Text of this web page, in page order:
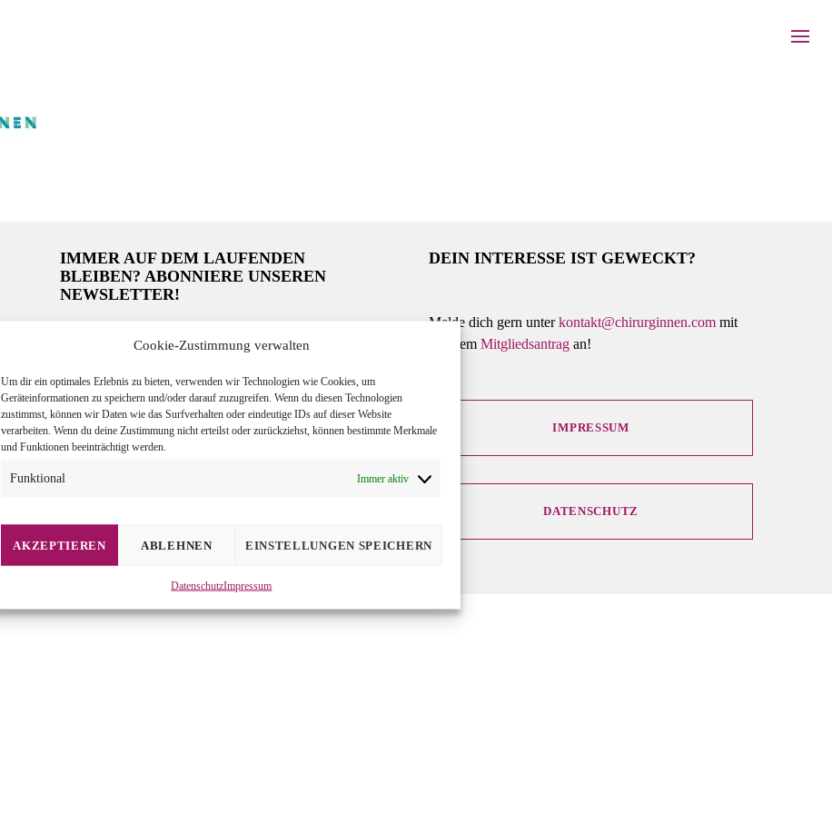
Cookie-Zustimmung verwalten
Um dir ein optimales Erlebnis zu bieten, verwenden wir Technologien wie Cookies, um
Geräteinformationen zu speichern und/oder darauf zuzugreifen. Wenn du diesen Technologien
zustimmst, können wir Daten wie das Surfverhalten oder eindeutige IDs auf dieser Website
verarbeiten. Wenn du deine Zustimmung nicht erteilst oder zurückziehst, können bestimmte Merkmale
und Funktionen beeinträchtigt werden.
Funktional Immer aktiv
AKZEPTIEREN ABLEHNEN EINSTELLUNGEN SPEICHERN
DatenschutzImpressum
IMMER AUF DEM LAUFENDEN
BLEIBEN? ABONNIERE UNSEREN
NEWSLETTER!
DEIN INTERESSE IST GEWECKT?
Melde dich gern unterkontakt@chirurginnen.com mit
unseremMitgliedsantrag an!
IMPRESSUM
DATENSCHUTZ